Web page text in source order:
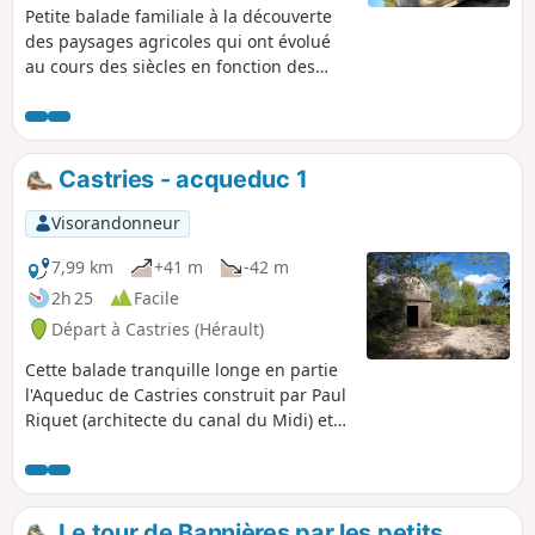
Petite balade familiale à la découverte
des paysages agricoles qui ont évolué
au cours des siècles en fonction des
Castries - acqueduc 1
Visorandonneur
7,99 km
+41 m
-42 m
2h 25
Facile
Départ à Castries (Hérault)
Cette balade tranquille longe en partie
l'Aqueduc de Castries construit par Paul
Riquet (architecte du canal du Midi) et
en eau le château de Castries par 7km
de tunnels, tranchées et aqueduc. Cette
rando permet en outre de découvrir les